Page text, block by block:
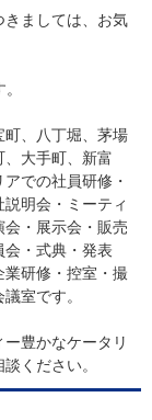
きましては、お気
町、八丁堀、茅場
大手町、新富
での社員研修・
明会・ミーティ
・展示会・販売
・式典・発表
研修・控室・撮
室です。
豊かなケータリ
ください。